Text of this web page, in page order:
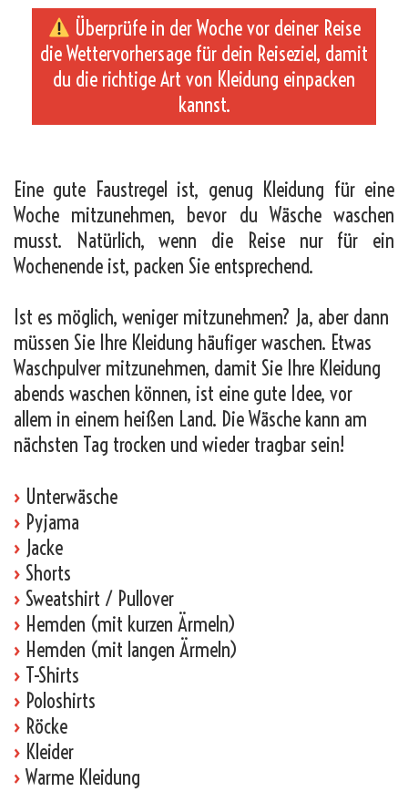
Überprüfe in der Woche vor deiner Reise
die Wettervorhersage für dein Reiseziel, damit
du die richtige Art von Kleidung einpacken
kannst.
Eine gute Faustregel ist, genug Kleidung für eine
Woche mitzunehmen, bevor du Wäsche waschen
musst. Natürlich, wenn die Reise nur für ein
Wochenende ist, packen Sie entsprechend.
Ist es möglich, weniger mitzunehmen? Ja, aber dann
müssen Sie Ihre Kleidung häufiger waschen. Etwas
Waschpulver mitzunehmen, damit Sie Ihre Kleidung
abends waschen können, ist eine gute Idee, vor
allem in einem heißen Land. Die Wäsche kann am
nächsten Tag trocken und wieder tragbar sein!
› Unterwäsche
› Pyjama
› Jacke
› Shorts
› Sweatshirt / Pullover
› Hemden (mit kurzen Ärmeln)
› Hemden (mit langen Ärmeln)
› T-Shirts
› Poloshirts
› Röcke
› Kleider
› Warme Kleidung